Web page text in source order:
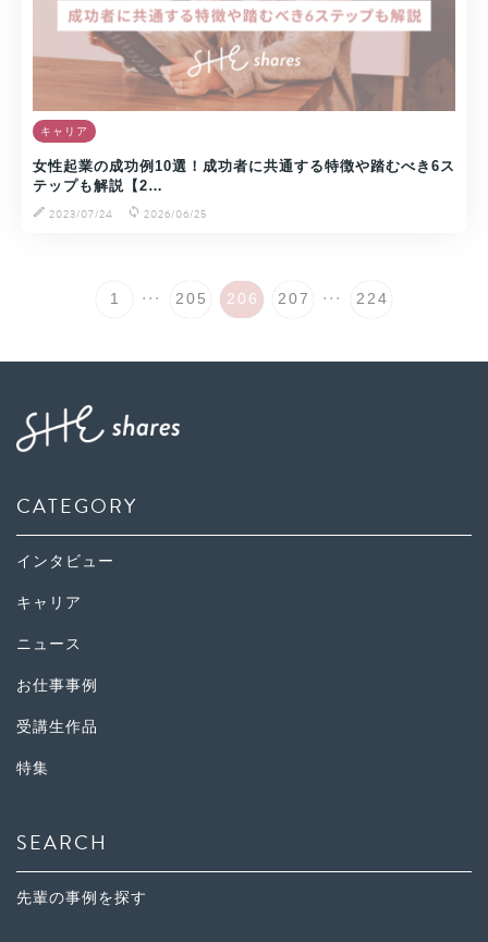
キャリア
女性起業の成功例10選！成功者に共通する特徴や踏むべき6ス
テップも解説【2…
2023/07/24
2026/06/25
1 ... 205 206 207 ... 224
CATEGORY
インタビュー
キャリア
ニュース
お仕事事例
受講生作品
特集
SEARCH
先輩の事例を探す